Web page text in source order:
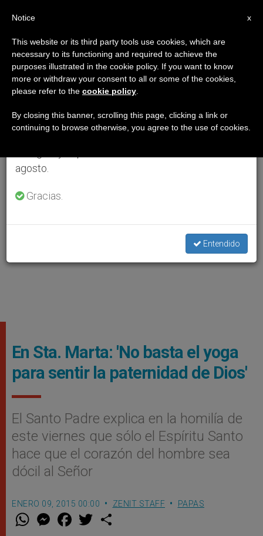
En Sta. Marta: 'No basta el yoga
para sentir la paternidad de Dios'
El Santo Padre explica en la homilía de
este viernes que sólo el Espíritu Santo
hace que el corazón del hombre sea
dócil al Señor
ENERO 09, 2015 00:00 ZENIT STAFF PAPAS
W M
e
F
a w
×
Aviso importante
Del 27 de julio al 7 de agosto haremos la pausa
anual, aprovechando que en el periodo de verano
se generan menos informaciones y también el
agosto.
Gracias.
Entendido
x
Notice
This website or its third party tools use cookies, which are
necessary to its functioning and required to achieve the
purposes illustrated in the cookie policy. If you want to know
more or withdraw your consent to all or some of the cookies,
please refer to the cookie policy
By closing this banner, scrolling this page, clicking a link or
continuing to browse otherwise, you agree to the use of cookies.